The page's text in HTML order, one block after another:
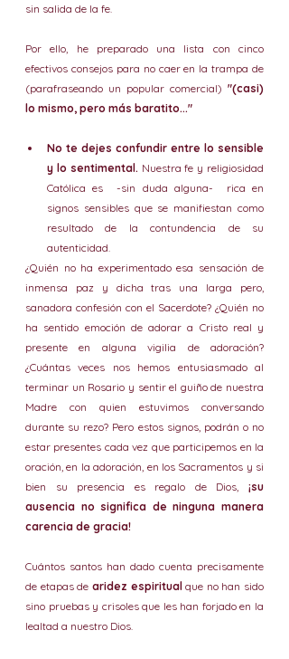
sin salida de la fe.
Por ello, he preparado una lista con cinco
efectivos consejos para no caer en la trampa de
(parafraseando un popular comercial) "(casi)
lo mismo, pero más baratito..."
No te dejes confundir entre lo sensible
y lo sentimental. Nuestra fe y religiosidad
Católica es  -sin duda alguna-  rica en
signos sensibles que se manifiestan como
resultado de la contundencia de su
autenticidad.
¿Quién no ha experimentado esa sensación de
inmensa paz y dicha tras una larga pero,
sanadora confesión con el Sacerdote? ¿Quién no
ha sentido emoción de adorar a Cristo real y
presente en alguna vigilia de adoración?
¿Cuántas veces nos hemos entusiasmado al
terminar un Rosario y sentir el guiño de nuestra
Madre con quien estuvimos conversando
durante su rezo? Pero estos signos, podrán o no
estar presentes cada vez que participemos en la
oración, en la adoración, en los Sacramentos y si
bien su presencia es regalo de Dios, ¡su
ausencia no significa de ninguna manera
carencia de gracia!
Cuántos santos han dado cuenta precisamente
de etapas de aridez espiritual que no han sido
sino pruebas y crisoles que les han forjado en la
lealtad a nuestro Dios.